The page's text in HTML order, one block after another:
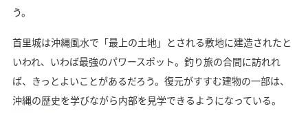
う。
首里城は沖縄風水で「最上の土地」とされる敷地に建造されたと
いわれ、いわば最強のパワースポット。釣り旅の合間に訪れれ
ば、きっとよいことがあるだろう。復元がすすむ建物の一部は、
沖縄の歴史を学びながら内部を見学できるようになっている。